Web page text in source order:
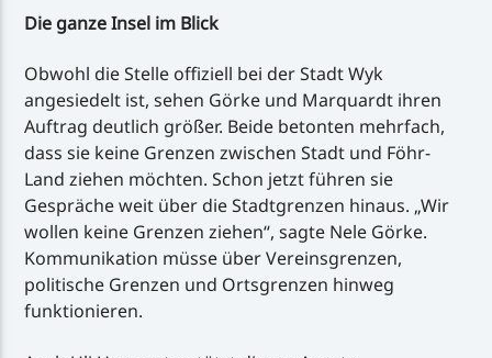
Die ganze Insel im Blick
Obwohl die Stelle offiziell bei der Stadt Wyk
angesiedelt ist, sehen Görke und Marquardt ihren
Auftrag deutlich größer. Beide betonten mehrfach,
dass sie keine Grenzen zwischen Stadt und Föhr-
Land ziehen möchten. Schon jetzt führen sie
Gespräche weit über die Stadtgrenzen hinaus. „Wir
wollen keine Grenzen ziehen“, sagte Nele Görke.
Kommunikation müsse über Vereinsgrenzen,
politische Grenzen und Ortsgrenzen hinweg
funktionieren.